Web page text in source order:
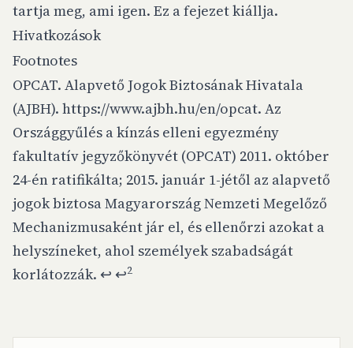
tartja meg, ami igen. Ez a fejezet kiállja.
Hivatkozások
Footnotes
OPCAT. Alapvető Jogok Biztosának Hivatala
(AJBH). https://www.ajbh.hu/en/opcat. Az
Országgyűlés a kínzás elleni egyezmény
fakultatív jegyzőkönyvét (OPCAT) 2011. október
24-én ratifikálta; 2015. január 1-jétől az alapvető
jogok biztosa Magyarország Nemzeti Megelőző
Mechanizmusaként jár el, és ellenőrzi azokat a
helyszíneket, ahol személyek szabadságát
korlátozzák. ↩ ↩2